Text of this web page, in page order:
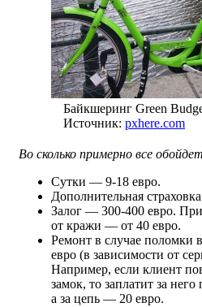
Байкшеринг Green
Источник: pxhere.com
Во сколько примерно все
Сутки — 9-18 евро.
Дополнительная
Залог — 300-400 евро.
от кражи — от 40 евро.
Ремонт в случае поломки
евро (в зависимости от
Например, если клиент
замок, то заплатит за
а за цепь — 20 евро.